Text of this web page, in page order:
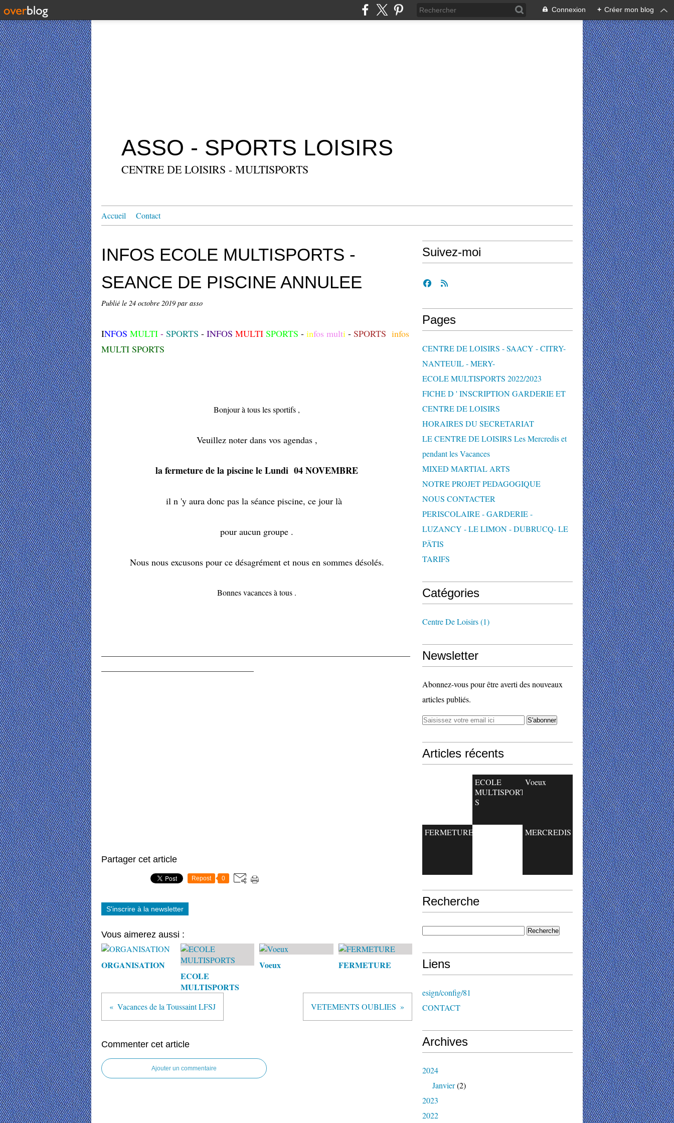
Connexion + Créer mon blog
ASSO - SPORTS LOISIRS
CENTRE DE LOISIRS - MULTISPORTS
Accueil Contact
INFOS ECOLE MULTISPORTS -
SEANCE DE PISCINE ANNULEE
Publié le 24 octobre 2019 par asso
INFOS MULTI - SPORTS - INFOS MULTI SPORTS - infos multi - SPORTS infos
MULTI SPORTS
Bonjour à tous les sportifs ,
Veuillez noter dans vos agendas ,
la fermeture de la piscine le Lundi 04 NOVEMBRE
il n 'y aura donc pas la séance piscine, ce jour là
pour aucun groupe .
Nous nous excusons pour ce désagrément et nous en sommes désolés.
Bonnes vacances à tous .
Partager cet article
Repost 0
S'inscrire à la newsletter
Vous aimerez aussi :
ORGANISATION
ECOLE
MULTISPORTS
Voeux FERMETURE
Vacances de la Toussaint LFSJ VETEMENTS OUBLIES
Commenter cet article
Ajouter un commentaire
Suivez-moi
Pages
CENTRE DE LOISIRS - SAACY - CITRY-
NANTEUIL - MERY-
ECOLE MULTISPORTS 2022/2023
FICHE D ' INSCRIPTION GARDERIE ET
CENTRE DE LOISIRS
HORAIRES DU SECRETARIAT
LE CENTRE DE LOISIRS Les Mercredis et
pendant les Vacances
MIXED MARTIAL ARTS
NOTRE PROJET PEDAGOGIQUE
NOUS CONTACTER
PERISCOLAIRE - GARDERIE -
LUZANCY - LE LIMON - DUBRUCQ- LE
PÄTIS
TARIFS
Catégories
Centre De Loisirs(1)
Newsletter
Abonnez-vous pour être averti des nouveaux
articles publiés.
Articles récents
ECOLE
MULTISPORT
S
Voeux
FERMETURE MERCREDIS
Recherche
Liens
esign/config/81
CONTACT
Archives
2024
Janvier(2)
2023
2022